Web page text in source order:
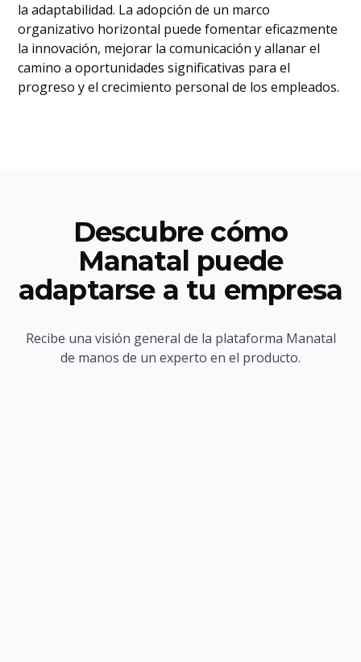
la adaptabilidad. La adopción de un marco
organizativo horizontal puede fomentar eficazmente
la innovación, mejorar la comunicación y allanar el
camino a oportunidades significativas para el
progreso y el crecimiento personal de los empleados.
Descubre cómo
Manatal puede
adaptarse a tu empresa
Recibe una visión general de la plataforma Manatal
de manos de un experto en el producto.